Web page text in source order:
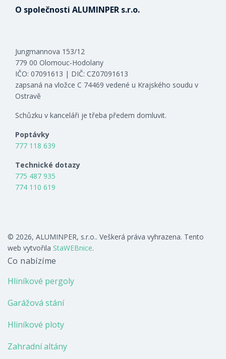
O společnosti ALUMINPER s.r.o.
Jungmannova 153/12
779 00 Olomouc-Hodolany
IČO: 07091613 | DIČ: CZ07091613
zapsaná na vložce C 74469 vedené u Krajského soudu v
Ostravě
Schůzku v kanceláři je třeba předem domluvit.
Poptávky
777 118 639
Technické dotazy
775 487 935
774 110 619
© 2026, ALUMINPER, s.r.o.. Veškerá práva vyhrazena. Tento
web vytvořila StaWEBnice.
Co nabízíme
Hliníkové pergoly
Garážová stání
Hliníkové ploty
Zahradní altány